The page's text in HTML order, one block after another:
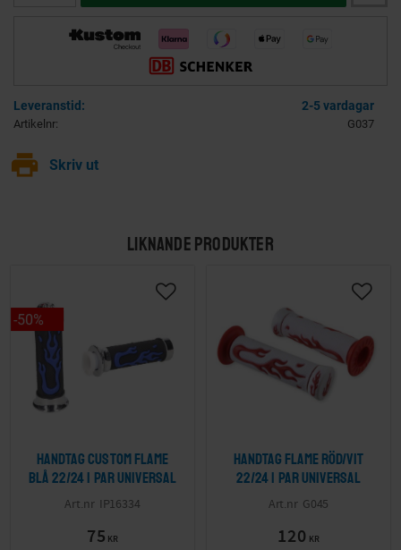
2-5 vardagar
Artikelnr G037
print Skriv ut
LIKNANDE PRODUKTER
Handtag Custom flame
blå 22/24 1 par Universal
IP16334
75 KR
50%
Handtag flame röd/vit
22/24 1 par Universal
G045
120 KR